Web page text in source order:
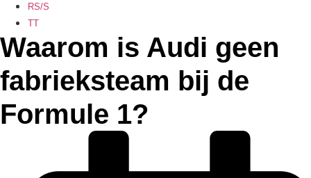
RS/S
TT
Waarom is Audi geen
fabrieksteam bij de
Formule 1?